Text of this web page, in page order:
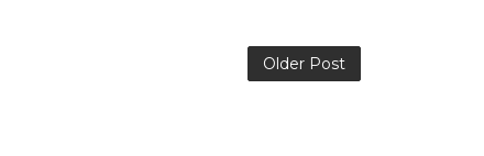
Older Post